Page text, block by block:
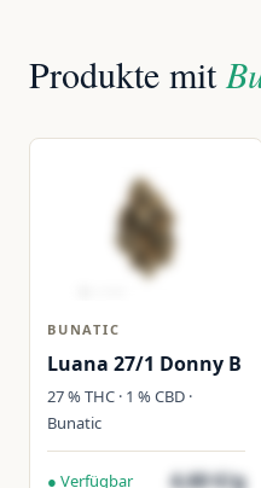
Produkte mit
BUNATIC
Luana 27/1 Donny B
27 % THC · 1 % CBD ·
Bunatic
● Verfügbar 4,60 €/g